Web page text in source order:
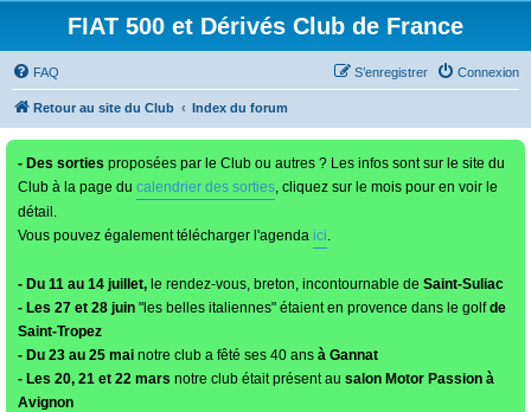
FIAT 500 et Dérivés Club de France
FAQ Connexion
S’enregistrer
Retour au site du Club Index du forum
- Des sorties proposées par le Club ou autres ? Les infos sont sur le site du
Club à la page du calendrier des sorties, cliquez sur le mois pour en voir le
détail.
Vous pouvez également télécharger l'agenda ici.
- Du 11 au 14 juillet, le rendez-vous, breton, incontournable de Saint-Suliac
- Les 27 et 28 juin "les belles italiennes" étaient en provence dans le golfde
Saint-Tropez
- Du 23 au 25 mai notre club a fêté ses 40 ans à Gannat
- Les 20, 21 et 22 mars notre club était présent au salon Motor Passion à
Avignon